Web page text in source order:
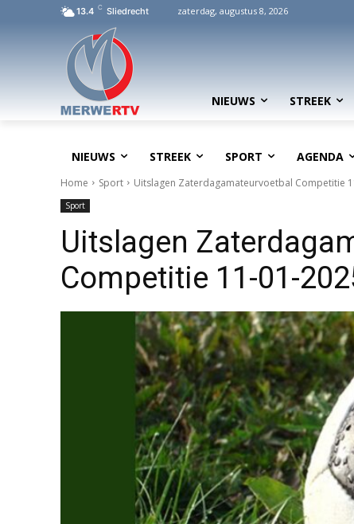
13.4 C Sliedrecht zaterdag, augustus 8, 2026
NIEUWS STREEK
NIEUWS STREEK SPORT AGENDA
Home Sport Uitslagen Zaterdagamateurvoetbal Competitie
Sport
Uitslagen
Competitie 11-01-